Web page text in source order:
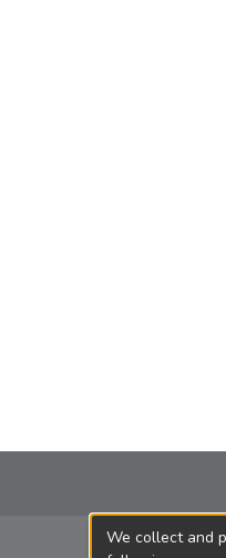
We collect and